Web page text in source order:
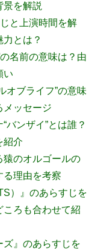
景を解説
と上演時間を解
とは？
名前の意味は？由
い
オブライフ”の意味
メッセージ
バンザイ”とは誰？
紹介
猿のオルゴールの
る理由を考察
）』のあらすじを
ころも合わせて紹
ズ』のあらすじを